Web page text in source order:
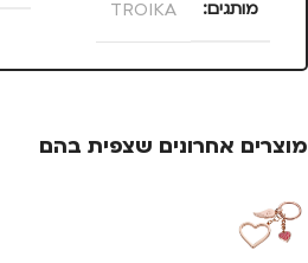
מותגים TROIKA
מתאים ל
גברים ,חיילים ,טיולים
מוצרים אחרונים שצפית בהם